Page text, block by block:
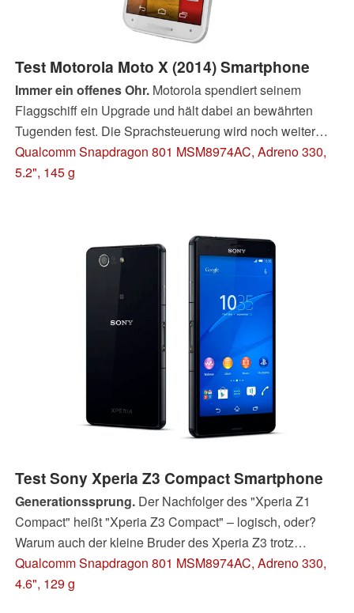
Test Motorola Moto X (2014) Smartphone
Immer ein offenes Ohr.Motorola spendiert seinem
Flaggschiff ein Upgrade und hält dabei an bewährten
Tugenden fest. Die Sprachsteuerung wird noch weiter
ausgebaut. Außerdem werden ein starker Snapdragon
801 sowie eine 13-MP-Kamera integriert. Über den Moto
exklusiven Materialien wie Echtholz und Leder.
Qualcomm Snapdragon 801 MSM8974AC, Adreno 330,
5.2", 145 g
Test Sony Xperia Z3 Compact Smartphone
Generationssprung.Der Nachfolger des "Xperia Z1
Compact" heißt "Xperia Z3 Compact" – logisch, oder?
Warum auch der kleine Bruder des Xperia Z3 trotz
Namensverwirrung ein tolles Smartphone geworden ist,
das lesen Sie in unserem Test.
Qualcomm Snapdragon 801 MSM8974AC, Adreno 330,
4.6", 129 g